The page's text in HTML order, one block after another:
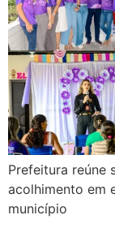
Prefeitura reúne
acolhimento em
município